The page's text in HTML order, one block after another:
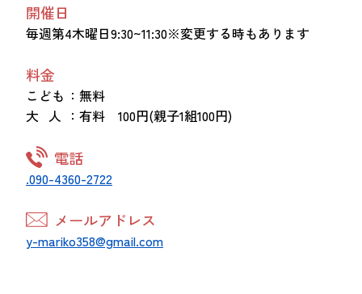
開催日
毎週第4木曜日9:30~11:30※変更する時もあります
料金
こども ：無料
大 人 ：有料 100円(親子1組100円)
電話
.090-4360-2722
メールアドレス
y-mariko358@gmail.com